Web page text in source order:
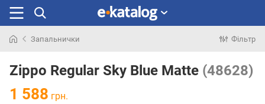
раніше
Запальнички Фільтр
Zippo Regular Sky Blue Matte (48628)
1 588 грн.